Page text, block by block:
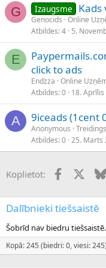
G Izaugsme Kads
Genocids Online
Atbildes 4 5.
E
click to ads
Endzza Online
Atbildes 0 18. Aprīlis
A 9iceads (1cent
Anonymous
Atbildes 0 25. Marts
Koplietot: Facebook
X
Dalībnieki tiešsaistē
Šobrīd nav biedru tiešsaistē.
Kopā: 245 (biedri: 0, viesi: 245)